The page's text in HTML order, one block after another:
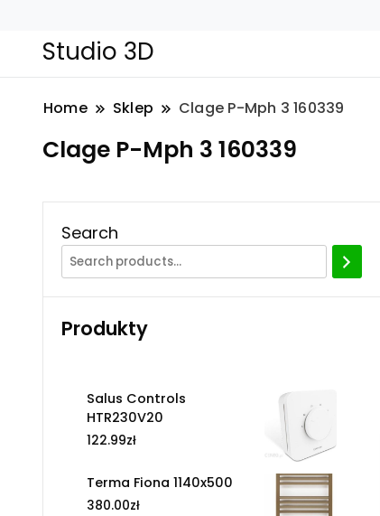
Studio 3D
Home Sklep Clage P-Mph 3 160339
Clage P-Mph 3 160339
Search
Produkty
Salus Controls
HTR230V20
122.99zł
Terma Fiona 1140x500
380.00zł